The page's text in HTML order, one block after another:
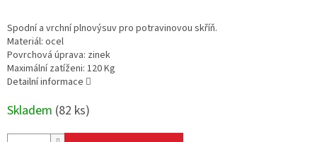
cena:
Spodní a vrchní plnovýsuv pro potravinovou skříň.
Materiál: ocel
Povrchová úprava: zinek
Maximální zatíženi: 120 Kg
Detailní informace
Skladem (82 ks)